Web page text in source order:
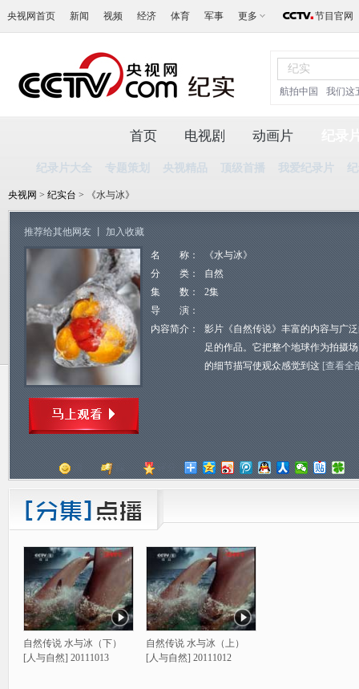
央视网首页 新闻 视频 经济 体育 军事 更多 节目官网
航拍中国 我们这
首页 电视剧 动画片
纪录片大全 专题策划 央视精品 顶级首播 我爱纪录片
央视网 > 纪实台 > 《水与冰》
推荐给其他网友 加入收藏
名 称：
《水与冰》
分 类：
自然
集 数：
2集
导 演：
内容简介：
影片《自然传说》丰富的内容与广
足的作品。它把整个地球作为拍摄
的细节描写使观众感觉到这 [查看全
自然传说 水与冰（下）
[人与自然] 20111013
自然传说 水与冰（上）
[人与自然] 20111012